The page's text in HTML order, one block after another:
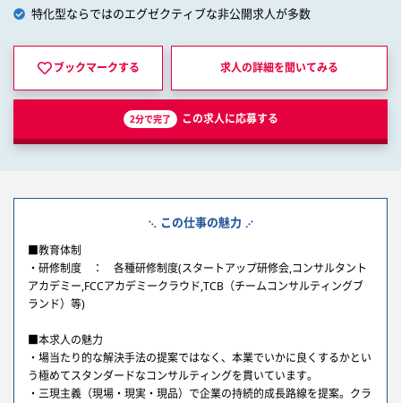
特化型ならではのエグゼクティブな非公開求人が多数
ブックマークする 求人の詳細を聞いてみる
2分で完了 この求人に応募する
この仕事の魅力
■教育体制
・研修制度 ： 各種研修制度(スタートアップ研修会,コンサルタント
アカデミー,FCCアカデミークラウド,TCB（チームコンサルティングブ
ランド）等)
■本求人の魅力
・場当たり的な解決手法の提案ではなく、本業でいかに良くするかとい
う極めてスタンダードなコンサルティングを貫いています。
・三現主義（現場・現実・現品）で企業の持続的成長路線を提案。クラ